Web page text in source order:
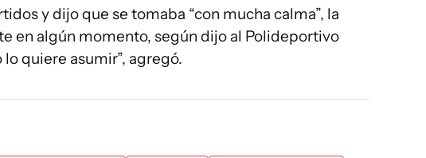
y dijo que se tomaba “con mucha calma”, la
en algún momento, según dijo al Polideportivo
quiere asumir”, agregó.